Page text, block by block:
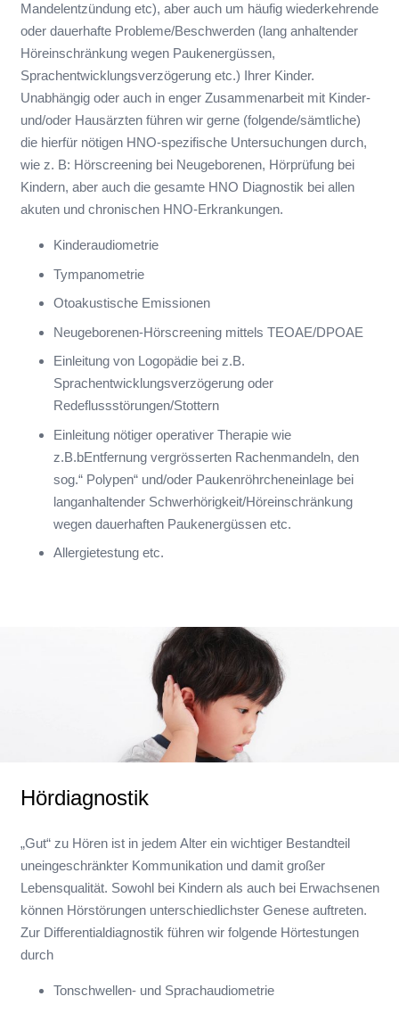
Mandelentzündung etc), aber auch um häufig wiederkehrende
oder dauerhafte Probleme/Beschwerden (lang anhaltender
Höreinschränkung wegen Paukenergüssen,
Sprachentwicklungsverzögerung etc.) Ihrer Kinder.
Unabhängig oder auch in enger Zusammenarbeit mit Kinder-
und/oder Hausärzten führen wir gerne (folgende/sämtliche)
die hierfür nötigen HNO-spezifische Untersuchungen durch,
wie z. B: Hörscreening bei Neugeborenen, Hörprüfung bei
Kindern, aber auch die gesamte HNO Diagnostik bei allen
akuten und chronischen HNO-Erkrankungen.
Kinderaudiometrie
Tympanometrie
Otoakustische Emissionen
Neugeborenen-Hörscreening mittels TEOAE/DPOAE
Einleitung von Logopädie bei z.B.
Sprachentwicklungsverzögerung oder
Redeflussstörungen/Stottern
Einleitung nötiger operativer Therapie wie
z.B.bEntfernung vergrösserten Rachenmandeln, den
sog.“ Polypen“ und/oder Paukenröhrcheneinlage bei
langanhaltender Schwerhörigkeit/Höreinschränkung
wegen dauerhaften Paukenergüssen etc.
Allergietestung etc.
Hördiagnostik
„Gut“ zu Hören ist in jedem Alter ein wichtiger Bestandteil
uneingeschränkter Kommunikation und damit großer
Lebensqualität. Sowohl bei Kindern als auch bei Erwachsenen
können Hörstörungen unterschiedlichster Genese auftreten.
Zur Differentialdiagnostik führen wir folgende Hörtestungen
durch
Tonschwellen- und Sprachaudiometrie